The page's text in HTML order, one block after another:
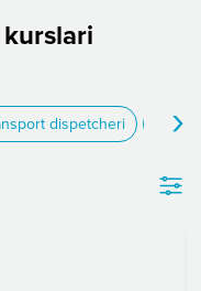
dispetcheri Uy
›